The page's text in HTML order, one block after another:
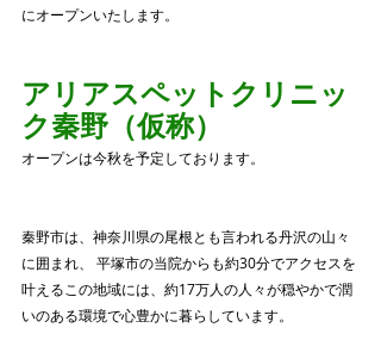
にオープンいたします。
アリアスペットクリニッ
ク秦野（仮称）
オープンは今秋を予定しております。
秦野市は、神奈川県の尾根とも言われる丹沢の山々
に囲まれ、 平塚市の当院からも約30分でアクセスを
叶えるこの地域には、約17万人の人々が穏やかで潤
いのある環境で心豊かに暮らしています。